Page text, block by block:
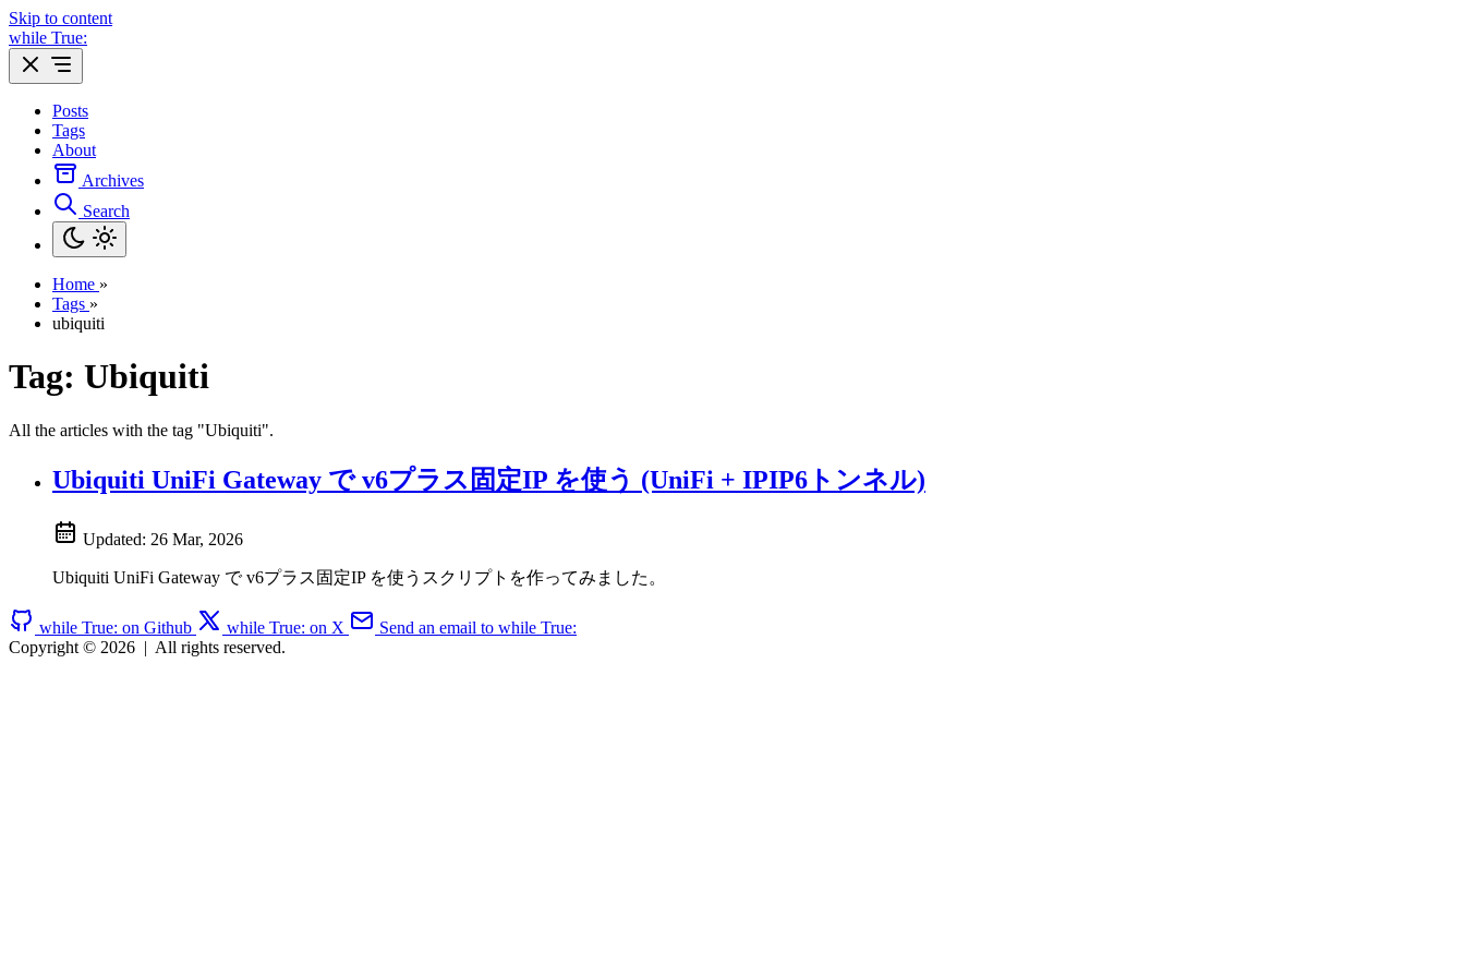
Skip to content
while True:
Posts
Tags
About
Archives
Search
Home »
Tags »
ubiquiti
Tag: Ubiquiti
All the articles with the tag "Ubiquiti".
Ubiquiti UniFi Gateway で v6プラス固定IP を使う (UniFi + IPIP6トンネル)
Updated: 26 Mar, 2026
Ubiquiti UniFi Gateway で v6プラス固定IP を使うスクリプトを作ってみました。
while True: on Github while True: on X
Send an email to while True:
Copyright © 2026 | All rights reserved.